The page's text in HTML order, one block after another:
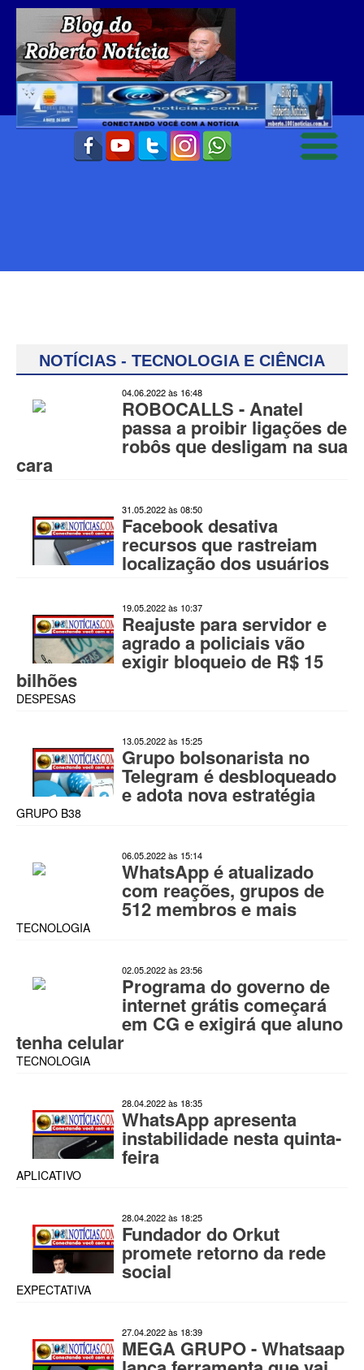
NOTÍCIAS - TECNOLOGIA E CIÊNCIA
04.06.2022 às 16:48
ROBOCALLS - Anatel
passa a proibir ligações de
robôs que desligam na sua
cara
31.05.2022 às 08:50
Facebook desativa
recursos que rastreiam
localização dos usuários
19.05.2022 às 10:37
Reajuste para servidor e
agrado a policiais vão
exigir bloqueio de R$ 15
bilhões
DESPESAS
13.05.2022 às 15:25
Grupo bolsonarista no
Telegram é desbloqueado
e adota nova estratégia
GRUPO B38
06.05.2022 às 15:14
WhatsApp é atualizado
com reações, grupos de
512 membros e mais
TECNOLOGIA
02.05.2022 às 23:56
Programa do governo de
internet grátis começará
em CG e exigirá que aluno
tenha celular
TECNOLOGIA
28.04.2022 às 18:35
WhatsApp apresenta
instabilidade nesta quinta-
feira
APLICATIVO
28.04.2022 às 18:25
Fundador do Orkut
promete retorno da rede
social
EXPECTATIVA
27.04.2022 às 18:39
MEGA GRUPO - Whatsaap